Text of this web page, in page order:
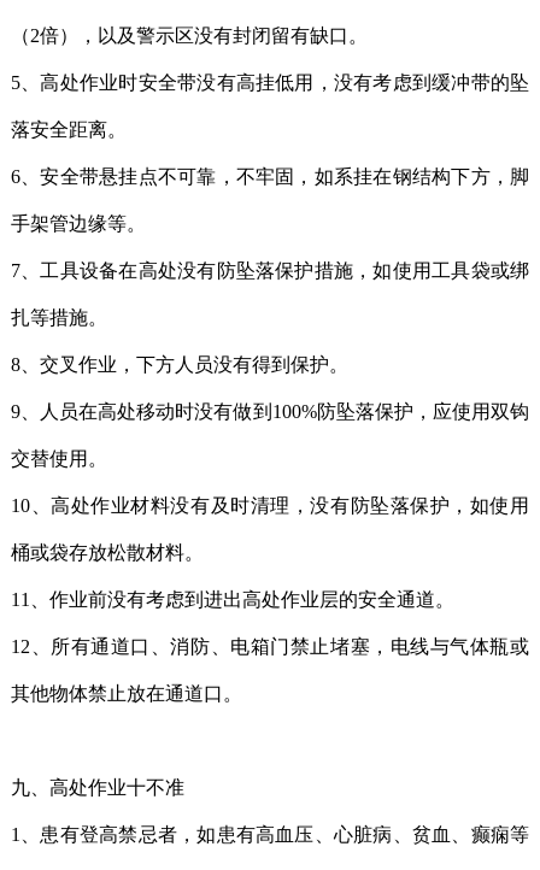
（2倍），以及警示区没有封闭留有缺口。
5、高处作业时安全带没有高挂低用，没有考虑到缓冲带的坠
落安全距离。
6、安全带悬挂点不可靠，不牢固，如系挂在钢结构下方，脚
手架管边缘等。
7、工具设备在高处没有防坠落保护措施，如使用工具袋或绑
扎等措施。
8、交叉作业，下方人员没有得到保护。
9、人员在高处移动时没有做到100%防坠落保护，应使用双钩
交替使用。
10、高处作业材料没有及时清理，没有防坠落保护，如使用
桶或袋存放松散材料。
11、作业前没有考虑到进出高处作业层的安全通道。
12、所有通道口、消防、电箱门禁止堵塞，电线与气体瓶或
其他物体禁止放在通道口。
九、高处作业十不准
1、患有登高禁忌者，如患有高血压、心脏病、贫血、癫痫等